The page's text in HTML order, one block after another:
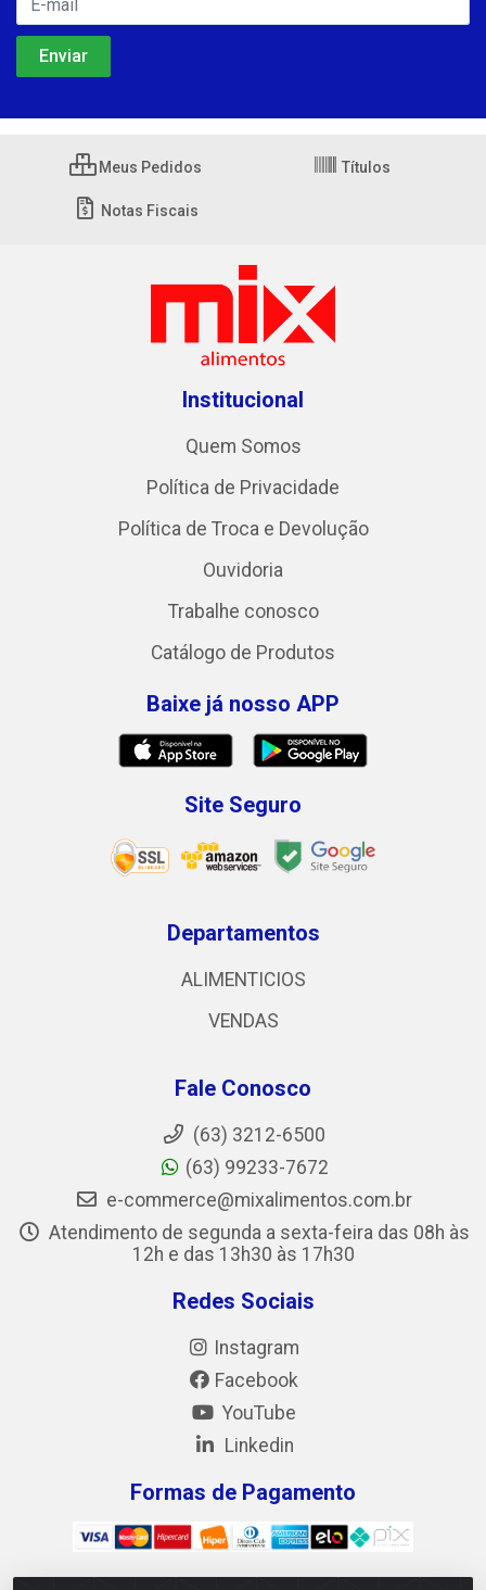
Meus Pedidos Títulos
Notas Fiscais
Institucional
Quem Somos
Política de Privacidade
Política de Troca e Devolução
Ouvidoria
Trabalhe conosco
Catálogo de Produtos
Baixe já nosso APP
Site Seguro
Departamentos
ALIMENTICIOS
VENDAS
Fale Conosco
(63) 3212-6500
(63) 99233-7672
e-commerce@mixalimentos.com.br
Atendimento de segunda a sexta-feira das 08h às
12h e das 13h30 às 17h30
Redes Sociais
Instagram
Facebook
YouTube
Linkedin
Formas de Pagamento